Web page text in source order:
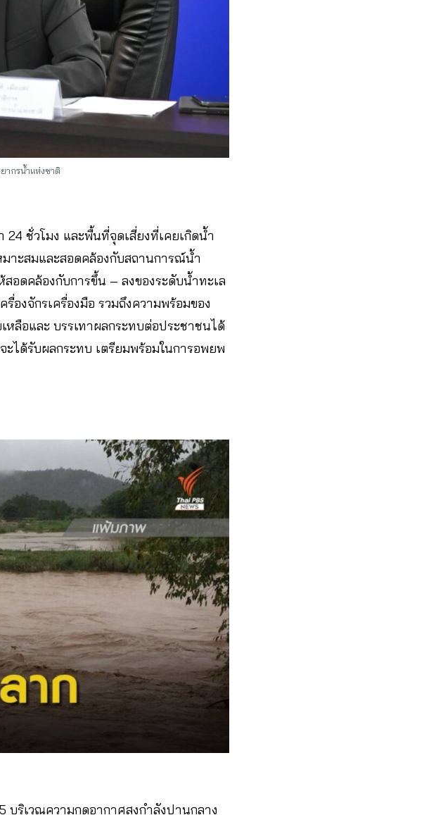
ากรน้ำแห่งชาติ
ชั่วโมง และพื้นที่จุดเสี่ยงที่เคยเกิดน้ำ
าะสมและสอดคล้องกับสถานการณ์น้ำ
อดคล้องกับการขึ้น – ลงของระดับน้ำทะเล
งจักรเครื่องมือ รวมถึงความพร้อมของ
หลือและ บรรเทาผลกระทบต่อประชาชนได้
ได้รับผลกระทบ เตรียมพร้อมในการอพยพ
ริเวณความกดอากาศสูงกำลังปานกลาง